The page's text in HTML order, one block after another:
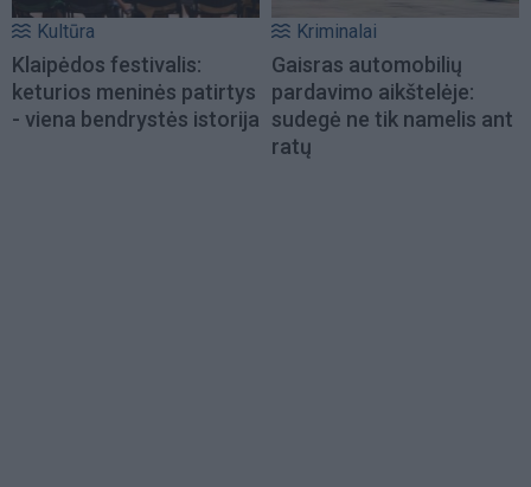
Kultūra
Klaipėdos festivalis:
keturios meninės patirtys
- viena bendrystės istorija
Kriminalai
Gaisras automobilių
pardavimo aikštelėje:
sudegė ne tik namelis ant
ratų